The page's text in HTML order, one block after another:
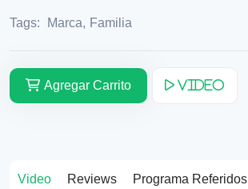
Tags: Marca, Familia
Agregar Carrito Video
Video Reviews Programa Referidos